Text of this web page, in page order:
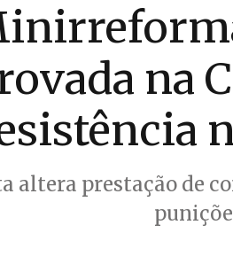
na
altera prestação de